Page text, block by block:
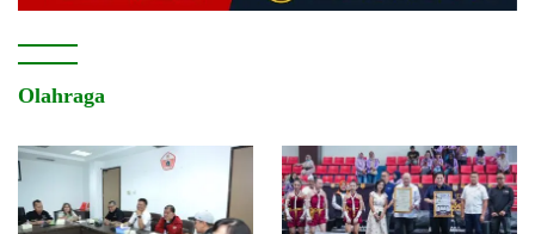
Olahraga